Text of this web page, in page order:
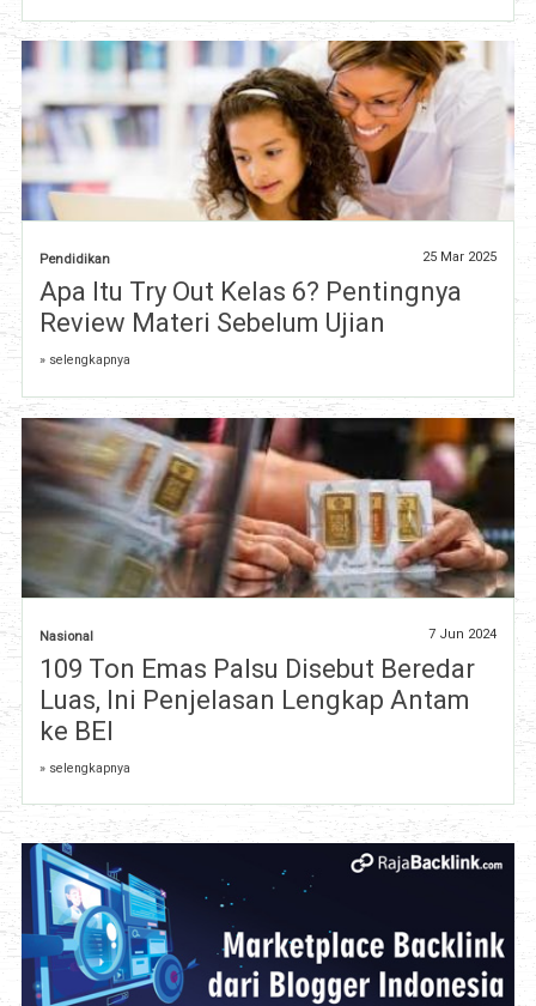
Pendidikan 25 Mar 2025
Apa Itu Try Out Kelas 6? Pentingnya
Review Materi Sebelum Ujian
» selengkapnya
Nasional 7 Jun 2024
109 Ton Emas Palsu Disebut Beredar
Luas, Ini Penjelasan Lengkap Antam
ke BEI
» selengkapnya